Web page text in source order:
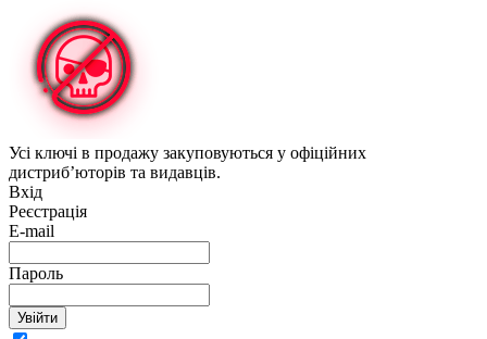
Усі ключі в продажу закуповуються у офіційних
дистриб’юторів та видавців.
Вхід
Реєстрація
E-mail
Пароль
Увійти